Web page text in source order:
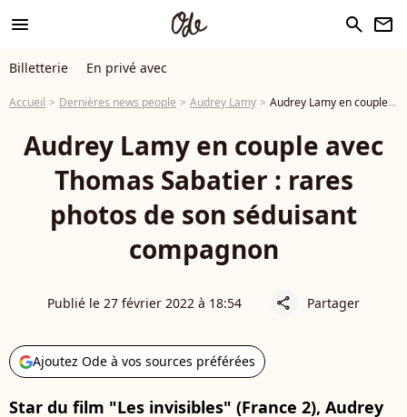
menu search newsletter
Billetterie En privé avec
Accueil Dernières news people Audrey Lamy Audrey Lamy en couple avec Thomas Sabatier : rares photos de son séduisant compagnon
Audrey Lamy en couple avec
Thomas Sabatier : rares
photos de son séduisant
compagnon
Publié le 27 février 2022 à 18:54 share Partager
Ajoutez Ode à vos sources préférées
Star du film "Les invisibles" (France 2), Audrey